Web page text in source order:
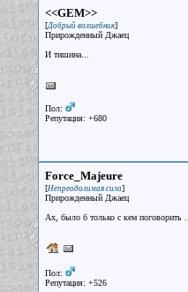
<<GEM>>
[Добрый волшебник]
Прирожденный Джаец
И тишина...
Пол:
Репутация: +680
Force_Majeure
[Непреодолимая сила]
Прирожденный Джаец
Ах, было б только с кем поговорить ...
Пол:
Репутация: +526